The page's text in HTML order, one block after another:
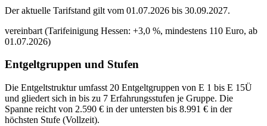
Der aktuelle Tarifstand gilt vom 01.07.2026 bis 30.09.2027.
vereinbart (Tarifeinigung Hessen: +3,0 %, mindestens 110 Euro, ab
01.07.2026)
Entgeltgruppen und Stufen
Die Entgeltstruktur umfasst 20 Entgeltgruppen von E 1 bis E 15Ü
und gliedert sich in bis zu 7 Erfahrungsstufen je Gruppe. Die
Spanne reicht von 2.590 € in der untersten bis 8.991 € in der
höchsten Stufe (Vollzeit).